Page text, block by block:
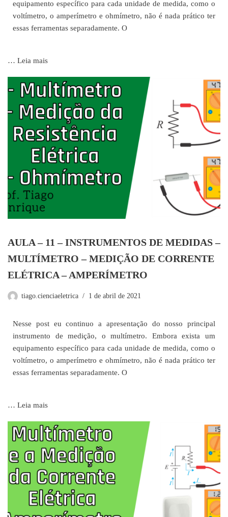
equipamento específico para cada unidade de medida, como o
voltímetro, o amperímetro e ohmímetro, não é nada prático ter
essas ferramentas separadamente. O
… Leia mais
AULA – 11 – INSTRUMENTOS DE MEDIDAS –
MULTÍMETRO – MEDIÇÃO DE CORRENTE
ELÉTRICA – AMPERÍMETRO
tiago.cienciaeletrica 1 de abril de 2021
Nesse post eu continuo a apresentação do nosso principal
instrumento de medição, o multímetro. Embora exista um
equipamento específico para cada unidade de medida, como o
voltímetro, o amperímetro e ohmímetro, não é nada prático ter
essas ferramentas separadamente. O
… Leia mais